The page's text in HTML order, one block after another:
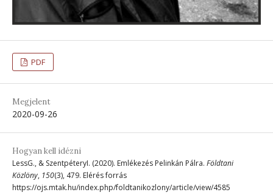
PDF
Megjelent
2020-09-26
Hogyan kell idézni
LessG., & SzentpéteryI. (2020). Emlékezés Pelinkán Pálra. Földtani
Közlöny, 150(3), 479. Elérés forrás
https://ojs.mtak.hu/index.php/foldtanikozlony/article/view/4585